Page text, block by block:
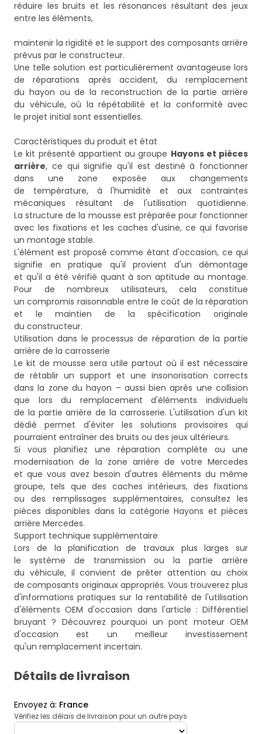
réduire les bruits et les résonances résultant des jeux
entre les éléments,
maintenir la rigidité et le support des composants arrière
prévus par le constructeur.
Une telle solution est particulièrement avantageuse lors
de réparations après accident, du remplacement
du hayon ou de la reconstruction de la partie arrière
du véhicule, où la répétabilité et la conformité avec
le projet initial sont essentielles.
Caractéristiques du produit et état
Le kit présenté appartient au groupe Hayons et pièces
arrière, ce qui signifie qu'il est destiné à fonctionner
dans une zone exposée aux changements
de température, à l'humidité et aux contraintes
mécaniques résultant de l'utilisation quotidienne.
La structure de la mousse est préparée pour fonctionner
avec les fixations et les caches d'usine, ce qui favorise
un montage stable.
L'élément est proposé comme étant d'occasion, ce qui
signifie en pratique qu'il provient d'un démontage
et qu'il a été vérifié quant à son aptitude au montage.
Pour de nombreux utilisateurs, cela constitue
un compromis raisonnable entre le coût de la réparation
et le maintien de la spécification originale
du constructeur.
Utilisation dans le processus de réparation de la partie
arrière de la carrosserie
Le kit de mousse sera utile partout où il est nécessaire
de rétablir un support et une insonorisation corrects
dans la zone du hayon – aussi bien après une collision
que lors du remplacement d'éléments individuels
de la partie arrière de la carrosserie. L'utilisation d'un kit
dédié permet d'éviter les solutions provisoires qui
pourraient entraîner des bruits ou des jeux ultérieurs.
Si vous planifiez une réparation complète ou une
modernisation de la zone arrière de votre Mercedes
et que vous avez besoin d'autres éléments du même
groupe, tels que des caches intérieurs, des fixations
ou des remplissages supplémentaires, consultez les
pièces disponibles dans la catégorieHayons et pièces
arrière Mercedes.
Support technique supplémentaire
Lors de la planification de travaux plus larges sur
le système de transmission ou la partie arrière
du véhicule, il convient de prêter attention au choix
de composants originaux appropriés. Vous trouverez plus
d'informations pratiques sur la rentabilité de l'utilisation
d'éléments OEM d'occasion dans l'article : Différentiel
bruyant ? Découvrez pourquoi un pont moteur OEM
d'occasion est un meilleur investissement
qu'un remplacement incertain.
Détails de livraison
Envoyez à: France
Vérifiez les délais de livraison pour un autre pays
deliveryCountry